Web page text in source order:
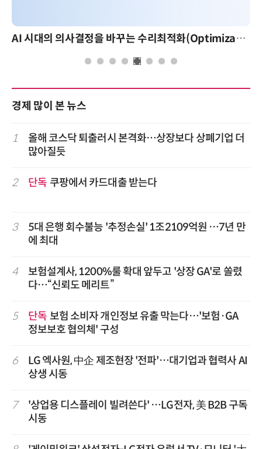
AI 시대의 의사결정을 바꾸는 수리최적화(Optimization): 실제 산업 적용 사례와 활용 전략
경제 많이 본 뉴스
1
올해 코스닥 퇴출러시 본격화…상장보다 상폐기업 더
많아질듯
2 단독 쿠팡에서 카드대출 받는다
3
5대 은행 회수불능 '추정손실' 1조2109억원 …7년 만
에 최대
4
보험설계사, 1200%룰 확대 앞두고 '상장 GA'로 쏠렸
다…“신뢰도 메리트”
5 단독 보험 소비자 개인정보 유출 막는다…'보험·GA
정보보호 협의체' 구성
6
LG 엑사원, 中企 제조현장 '전파'…대기업과 협력사 AI
상생 시동
7
'상업용 디스플레이 빌려쓴다' …LG전자, 美 B2B 구독
시동